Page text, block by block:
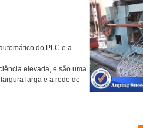
do PLC e a
elevada, e são uma
larga e a rede de